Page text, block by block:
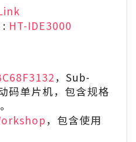
HT-IDE3000
，Sub-
码单片机，包含规格
，包含使用